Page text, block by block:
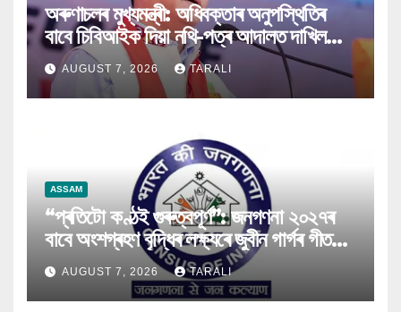
অৰুণাচলৰ মুখ্যমন্ত্ৰী: অধিবক্তাৰ অনুপস্থিতিৰ
বাবে চিবিআইক দিয়া নথি-পত্ৰ আদালত দাখিল
কৰিব পৰা নগ’ল
AUGUST 7, 2026 TARALI
ASSAM
“প্ৰতিটো কণ্ঠই গুৰুত্বপূৰ্ণ”: জনগণনা ২০২৭ৰ
বাবে অংশগ্ৰহণ বৃদ্ধিৰ লক্ষ্যৰে জুবীন গাৰ্গৰ গীত
মুকলিAUGUST 7, 2026 TARALI